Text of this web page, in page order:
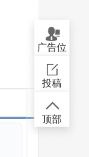
广告位
投稿
顶部